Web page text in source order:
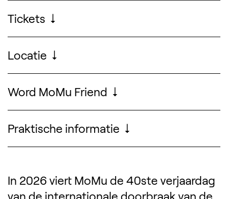
Praktische informatie
Tickets
Locatie
Word MoMu Friend
Praktische informatie
Openingsuren, tarieven,
Omschrijving van de
In 2026 viert MoMu de 40ste verjaardag
van de internationale doorbraak van de